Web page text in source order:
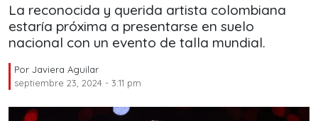
La reconocida y querida artista colombiana
estaría próxima a presentarse en suelo
nacional con un evento de talla mundial.
Por Javiera Aguilar
septiembre 23, 2024 - 3:11 pm